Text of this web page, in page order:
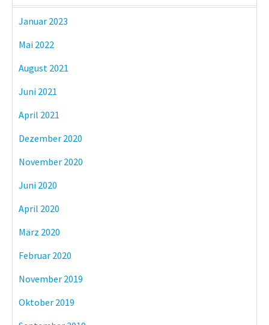
Januar 2023
Mai 2022
August 2021
Juni 2021
April 2021
Dezember 2020
November 2020
Juni 2020
April 2020
März 2020
Februar 2020
November 2019
Oktober 2019